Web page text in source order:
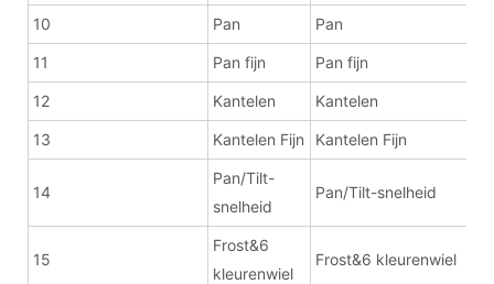
10 Pan Pan
11 Pan fijn Pan fijn
12 Kantelen Kantelen
13 Kantelen Fijn Kantelen Fijn
14
Pan/Tilt-
snelheid
Pan/Tilt-snelheid
15
Frost&6
kleurenwiel
Frost&6 kleurenwiel